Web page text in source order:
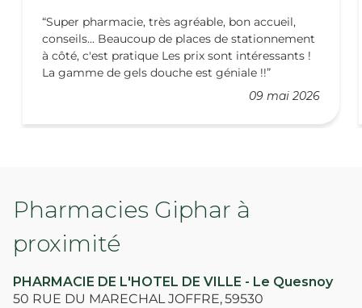
09 mai 2026
Super pharmacie, très agréable, bon accueil,
conseils... Beaucoup de places de stationnement
à côté, c'est pratique Les prix sont intéressants !
La gamme de gels douche est géniale !!
Pharmacies Giphar à
proximité
PHARMACIE DE L'HOTEL DE VILLE - Le Quesnoy
50 RUE DU MARECHAL JOFFRE,59530